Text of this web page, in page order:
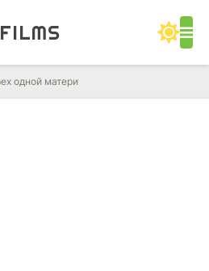
FILMS
одной матери